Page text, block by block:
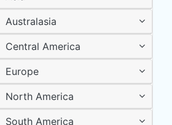
Australasia
Central America
Europe
North America
South America